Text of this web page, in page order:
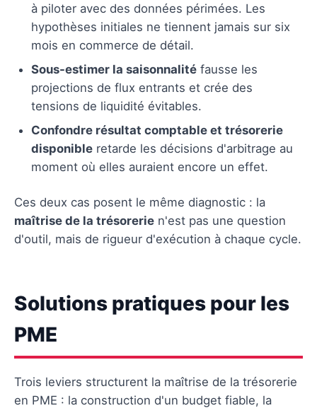
à piloter avec des données périmées. Les
hypothèses initiales ne tiennent jamais sur six
mois en commerce de détail.
Sous-estimer la saisonnalité fausse les
projections de flux entrants et crée des
tensions de liquidité évitables.
Confondre résultat comptable et trésorerie
disponible retarde les décisions d'arbitrage au
moment où elles auraient encore un effet.
Ces deux cas posent le même diagnostic : la
maîtrise de la trésorerie n'est pas une question
d'outil, mais de rigueur d'exécution à chaque cycle.
Solutions pratiques pour les
PME
Trois leviers structurent la maîtrise de la trésorerie
en PME : la construction d'un budget fiable, la